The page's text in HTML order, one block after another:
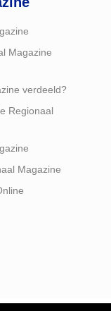
Magazine
verdeeld?
Regionaal
Magazine